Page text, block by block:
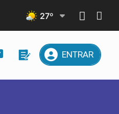
27º
ENTRAR